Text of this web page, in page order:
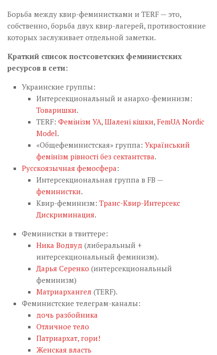
Борьба между квир-феминистками и TERF — это,
собственно, борьба двух квир-лагерей, противостояние
которых заслуживает отдельной заметки.
Краткий список постсоветских феминистских
ресурсов в сети:
Украинские группы:
Интерсекциональный и анархо-феминизм:
Товаришки.
TERF: Фемiнiзм УА, Шалені кішки, FemUA Nordic
Model.
«Общефеминистская» группа: Український
фемінізм рівності без сектантства.
Русскоязычная фемосфера:
Интерсекциональная группа в FB —
феминистки.
Квир-феминизм: Транс-Квир-Интерсекс
Дискриминация.
Феминистки в твиттере:
Ника Водвуд (либеральный +
интерсекциональный феминизм).
Дарья Серенко (интерсекциональный
феминизм)
Матриархангел (TERF).
Феминистские телеграм-каналы:
дочь разбойника
Отличное тело
Патриархат, гори!
Женская власть